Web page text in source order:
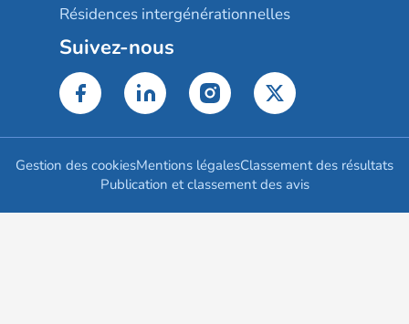
Résidences intergénérationnelles
Suivez-nous
Gestion des cookiesMentions légalesClassement des résultats
Publication et classement des avis